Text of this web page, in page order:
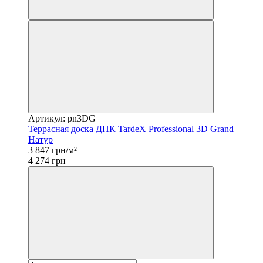
Артикул: pn3DG
Террасная доска ДПК TardeX Professional 3D Grand
Натур
3 847 грн/м²
4 274 грн